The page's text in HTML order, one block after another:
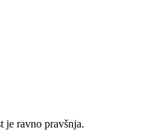
je ravno pravšnja.